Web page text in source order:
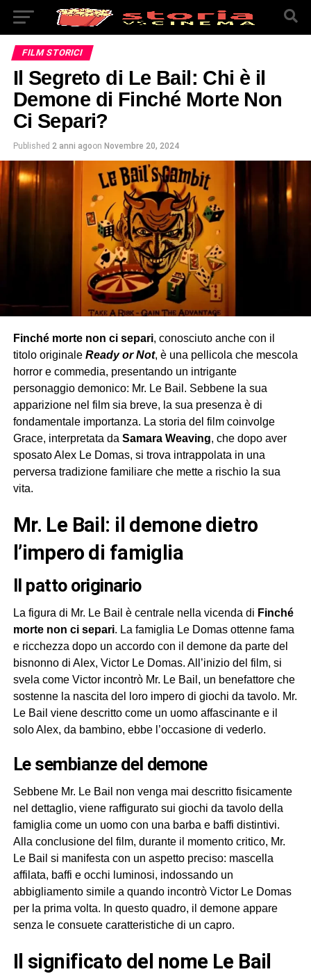
FILM STORICI
Il Segreto di Le Bail: Chi è il
Demone di Finché Morte Non
Ci Separi?
Published 2 anni agoon Novembre 20, 2024
Finché morte non ci separi, conosciuto anche con il
titolo originale Ready or Not, è una pellicola che mescola
horror e commedia, presentando un intrigante
personaggio demonico: Mr. Le Bail. Sebbene la sua
apparizione nel film sia breve, la sua presenza è di
fondamentale importanza. La storia del film coinvolge
Grace, interpretata da Samara Weaving, che dopo aver
sposato Alex Le Domas, si trova intrappolata in una
perversa tradizione familiare che mette a rischio la sua
vita.
Mr. Le Bail: il demone dietro
l’impero di famiglia
Il patto originario
La figura di Mr. Le Bail è centrale nella vicenda di Finché
morte non ci separi. La famiglia Le Domas ottenne fama
e ricchezza dopo un accordo con il demone da parte del
bisnonno di Alex, Victor Le Domas. All’inizio del film, si
svela come Victor incontrò Mr. Le Bail, un benefattore che
sostenne la nascita del loro impero di giochi da tavolo. Mr.
Le Bail viene descritto come un uomo affascinante e il
solo Alex, da bambino, ebbe l’occasione di vederlo.
Le sembianze del demone
Sebbene Mr. Le Bail non venga mai descritto fisicamente
nel dettaglio, viene raffigurato sui giochi da tavolo della
famiglia come un uomo con una barba e baffi distintivi.
Alla conclusione del film, durante il momento critico, Mr.
Le Bail si manifesta con un aspetto preciso: mascella
affilata, baffi e occhi luminosi, indossando un
abbigliamento simile a quando incontrò Victor Le Domas
per la prima volta. In questo quadro, il demone appare
senza le consuete caratteristiche di un capro.
Il significato del nome Le Bail